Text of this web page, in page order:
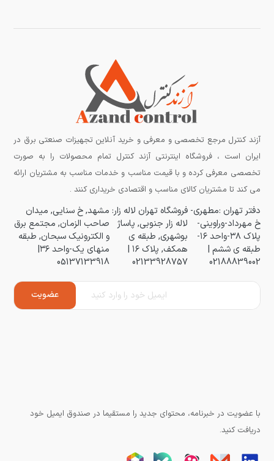
آزند کنترل مرجع تخصصی و معرفی و خرید آنلاین تجهیزات صنعتی برق در
ایران است ، فروشگاه اینترنتی آزند کنترل تمام محصولات را به صورت
تخصصی معرفی کرده و با قیمت مناسب و خدمات مناسب به مشتریان ارائه
می کند تا مشتریان کالای مناسب و اقتصادی خریداری کنند .
دفتر تهران :مطهری-
خ مهرداد-وراوینی-
پلاک ۳۸-واحد ۱۶-
طبقه ی ششم |
02188839002
فروشگاه تهران لاله زار:
لاله زار جنوبی, پاساژ
بوشهری, طبقه ی
همکف, پلاک ۱۶ |
02133928757
مشهد, خ سنایی, میدان
صاحب الزمان, مجتمع برق
و الکترونیک سبحان, طبقه
منهای یک-واحد ۳۶|
05137133918
با عضویت در خبرنامه، محتوای جدید را مستقیما در صندوق ایمیل خود
دریافت کنید.